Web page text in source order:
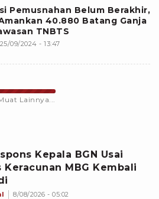
Pemusnahan Belum Berakhir,
40.880 Batang Ganja
TNBTS
25/09/2024 - 13:47
Lainnya...
Kepala BGN Usai
Keracunan MBG Kembali
8/08/2026 - 05:02